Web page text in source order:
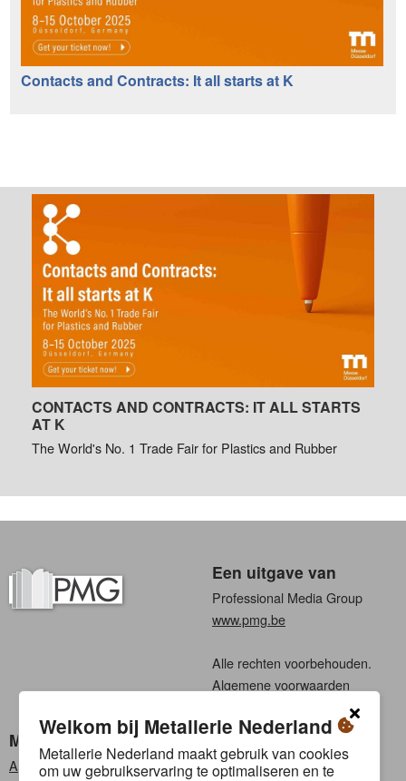
Contacts and Contracts: It all starts at K
CONTACTS AND CONTRACTS: IT ALL STARTS
AT K
The World's No. 1 Trade Fair for Plastics and Rubber
Een uitgave van
Professional Media Group
www.pmg.be
Alle rechten voorbehouden.
Algemene voorwaarden
Metallerie Nederland
Abonneren
Kies een taal
Nederlands
Welkom bij Metallerie Nederland
Metallerie Nederland maakt gebruik van cookies
om uw gebruikservaring te optimaliseren en te